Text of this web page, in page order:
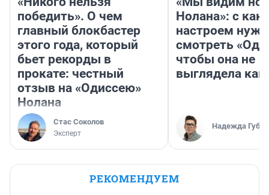
победить». О чем
главный блокбастер
этого года, который
бьет рекорды в
прокате: честный
отзыв на «Одиссею»
Нолана
Стас Соколов
Эксперт
Нолана»: с
настроем
смотреть
чтобы она не
выглядела как
Надежда
РЕКОМЕНДУЕМ